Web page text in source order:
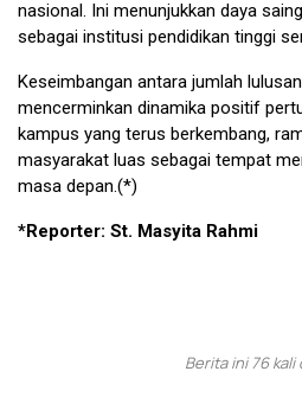
nasional. Ini menunjukkan daya
sebagai institusi pendidikan tinggi
Keseimbangan antara jumlah
mencerminkan dinamika positif
kampus yang terus berkembang,
masyarakat luas sebagai tempat
masa depan.(*)
*Reporter: St. Masyita Rahmi
Berita ini 76 kali